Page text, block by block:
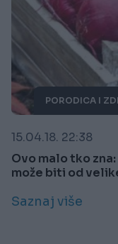
PORODICA I
15.04.18. 22:38
Ovo malo tko
može biti od
Saznaj više